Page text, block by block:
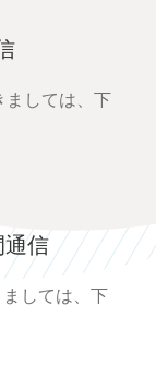
しては、下
信
しては、下